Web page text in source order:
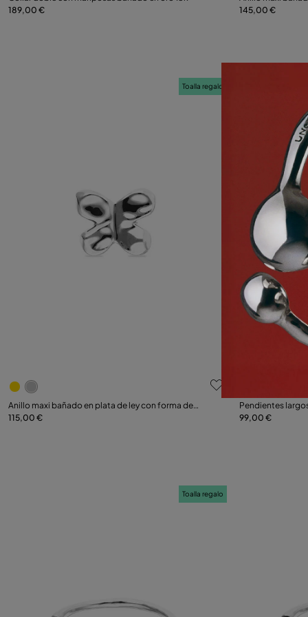
189,00 €
12
mariposa
145,00 €
3,5 de 5 Valoraciones de clientes
Seleccionar talla
12
Toalla regalo
Anillo maxi bañado en plata de ley con forma de
mariposa
115,00 €
Pendientes
en forma de
99,00 €
Toalla regalo